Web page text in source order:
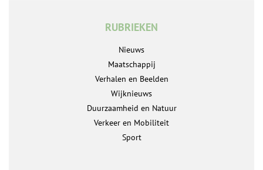
RUBRIEKEN
Nieuws
Maatschappij
Verhalen en Beelden
Wijknieuws
Duurzaamheid en Natuur
Verkeer en Mobiliteit
Sport